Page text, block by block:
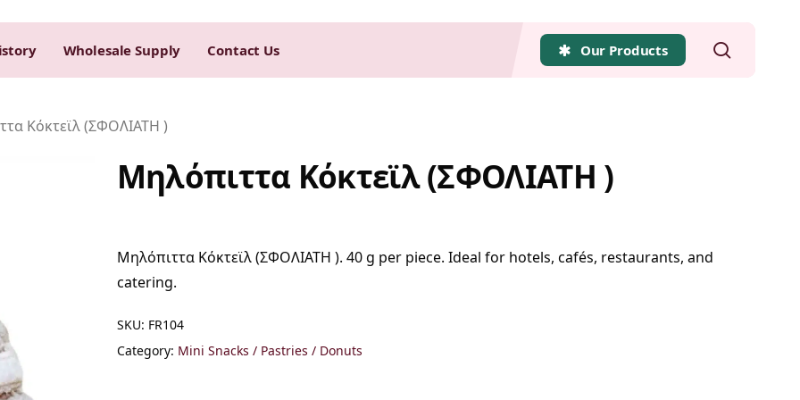
Wholesale Supply Contact Us Our Products
Κόκτεϊλ (ΣΦΟΛΙΑΤΗ )
Μηλόπιττα Κόκτεϊλ (ΣΦΟΛΙΑΤΗ )
Μηλόπιττα Κόκτεϊλ (ΣΦΟΛΙΑΤΗ ). 40 g per piece. Ideal for hotels, cafés, restaurants, and
catering.
SKU: FR104
Category: Mini Snacks / Pastries / Donuts